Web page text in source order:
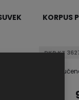
KORPUS
DKP KZ